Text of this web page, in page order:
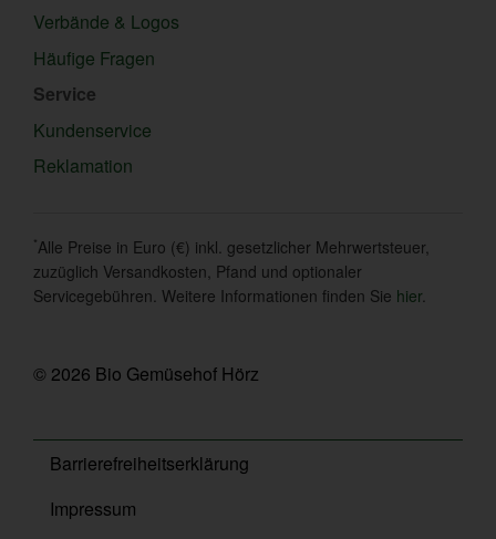
Verbände & Logos
Häufige Fragen
Service
Kundenservice
Reklamation
*Alle Preise in Euro (€) inkl. gesetzlicher Mehrwertsteuer,
zuzüglich Versandkosten, Pfand und optionaler
Servicegebühren. Weitere Informationen finden Sie hier
© 2026 Bio Gemüsehof Hörz
Barrierefreiheitserklärung
Impressum